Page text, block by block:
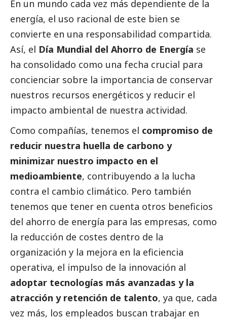
En un mundo cada vez más dependiente de la
energía, el uso racional de este bien se
convierte en una responsabilidad compartida.
Así, el Día Mundial del Ahorro de Energía se
ha consolidado como una fecha crucial para
concienciar sobre la importancia de conservar
nuestros recursos energéticos y reducir el
impacto ambiental de nuestra actividad.
Como compañías, tenemos el compromiso de
reducir nuestra huella de carbono y
minimizar nuestro impacto en el
medioambiente, contribuyendo a la lucha
contra el cambio climático. Pero también
tenemos que tener en cuenta otros beneficios
del ahorro de energía para las empresas, como
la reducción de costes dentro de la
organización y la mejora en la eficiencia
operativa, el impulso de la innovación al
adoptar tecnologías más avanzadas y la
atracción y retención de talento, ya que, cada
vez más, los empleados buscan trabajar en